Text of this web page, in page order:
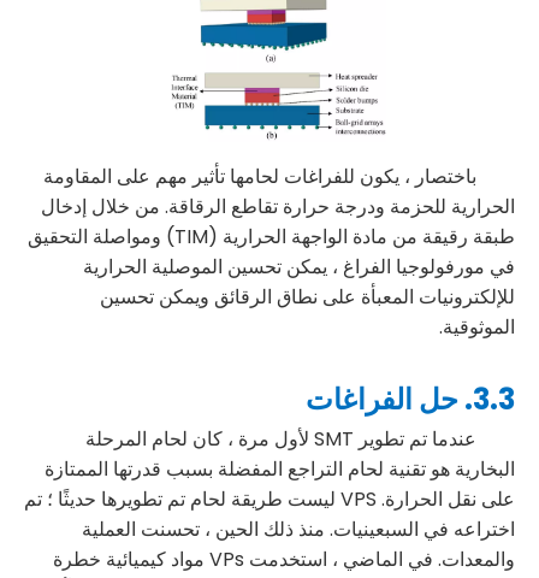
باختصار ، يكون للفراغات لحامها تأثير مهم على المقاومة
الحرارية للحزمة ودرجة حرارة تقاطع الرقاقة. من خلال إدخال
طبقة رقيقة من مادة الواجهة الحرارية (TIM) ومواصلة التحقيق
في مورفولوجيا الفراغ ، يمكن تحسين الموصلية الحرارية
للإلكترونيات المعبأة على نطاق الرقائق ويمكن تحسين
الموثوقية.
3.3. حل الفراغات
عندما تم تطوير SMT لأول مرة ، كان لحام المرحلة
البخارية هو تقنية لحام التراجع المفضلة بسبب قدرتها الممتازة
على نقل الحرارة. VPS ليست طريقة لحام تم تطويرها حديثًا ؛ تم
اختراعه في السبعينيات. منذ ذلك الحين ، تحسنت العملية
والمعدات. في الماضي ، استخدمت VPs مواد كيميائية خطرة